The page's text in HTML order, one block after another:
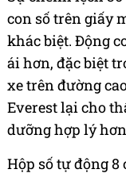
con số trên giấy
khác biệt. Động
ái hơn, đặc biệt
xe trên đường
Everest lại cho
dưỡng hợp lý
Hộp số tự động 8